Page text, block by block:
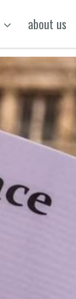
about us